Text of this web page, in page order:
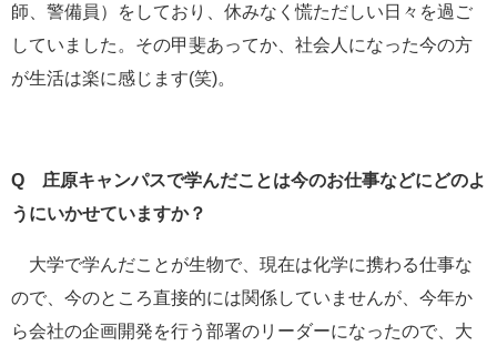
師、警備員）をしており、休みなく慌ただしい日々を過ご
していました。その甲斐あってか、社会人になった今の方
が生活は楽に感じます(笑)。
Q 庄原キャンパスで学んだことは今のお仕事などにどのよ
うにいかせていますか？
大学で学んだことが生物で、現在は化学に携わる仕事な
ので、今のところ直接的には関係していませんが、今年か
ら会社の企画開発を行う部署のリーダーになったので、大